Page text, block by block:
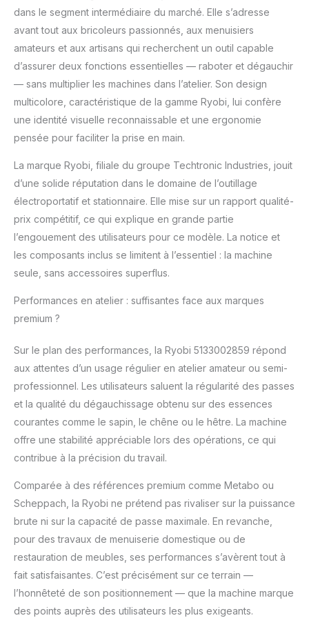
raccorder un aspirateur
pour garder un espace
de travail propre
dans le segment intermédiaire du marché. Elle s’adresse
avant tout aux bricoleurs passionnés, aux menuisiers
amateurs et aux artisans qui recherchent un outil capable
d’assurer deux fonctions essentielles — raboter et dégauchir
— sans multiplier les machines dans l’atelier. Son design
multicolore, caractéristique de la gamme Ryobi, lui confère
une identité visuelle reconnaissable et une ergonomie
pensée pour faciliter la prise en main.
La marque Ryobi, filiale du groupe Techtronic Industries, jouit
d’une solide réputation dans le domaine de l’outillage
électroportatif et stationnaire. Elle mise sur un rapport qualité-
prix compétitif, ce qui explique en grande partie
l’engouement des utilisateurs pour ce modèle. La notice et
les composants inclus se limitent à l’essentiel : la machine
seule, sans accessoires superflus.
Performances en atelier : suffisantes face aux marques
premium ?
Sur le plan des performances, la Ryobi 5133002859 répond
aux attentes d’un usage régulier en atelier amateur ou semi-
professionnel. Les utilisateurs saluent la régularité des passes
et la qualité du dégauchissage obtenu sur des essences
courantes comme le sapin, le chêne ou le hêtre. La machine
offre une stabilité appréciable lors des opérations, ce qui
contribue à la précision du travail.
Comparée à des références premium comme Metabo ou
Scheppach, la Ryobi ne prétend pas rivaliser sur la puissance
brute ni sur la capacité de passe maximale. En revanche,
pour des travaux de menuiserie domestique ou de
restauration de meubles, ses performances s’avèrent tout à
fait satisfaisantes. C’est précisément sur ce terrain —
l’honnêteté de son positionnement — que la machine marque
des points auprès des utilisateurs les plus exigeants.